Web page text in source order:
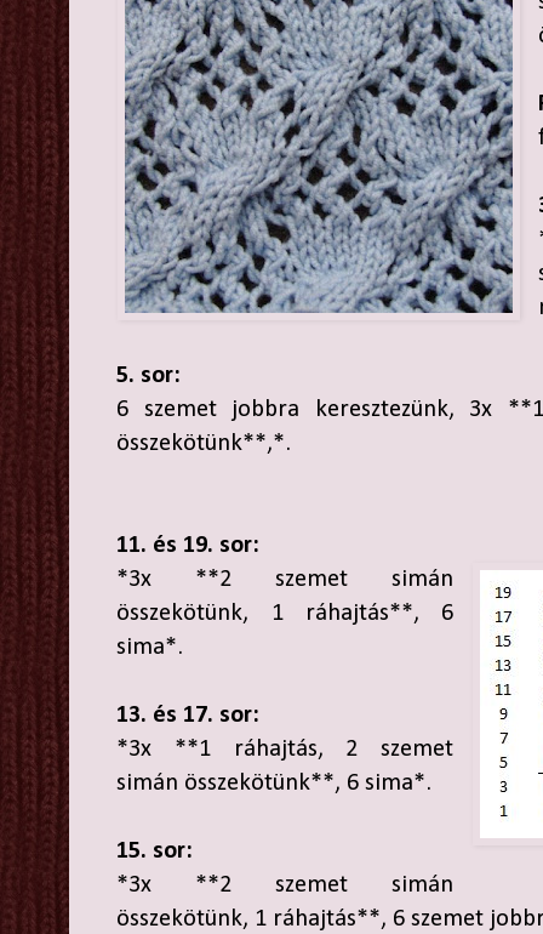
5. sor:
6 szemet jobbra keresztezünk, 3x
összekötünk**,*.
11. és 19. sor:
*3x **2 szemet simán
összekötünk, 1 ráhajtás**, 6
sima*.
13. és 17. sor:
*3x **1 ráhajtás, 2 szemet
simán összekötünk**, 6 sima*.
15. sor:
*3x **2 szemet simán
összekötünk, 1 ráhajtás**, 6 szemet